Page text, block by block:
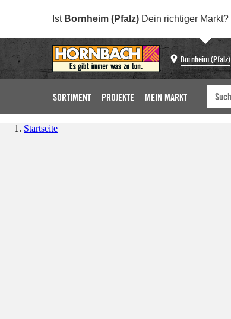
Ist Bornheim (Pfalz) Dein richtiger Markt?
Bornheim (Pfalz)
SORTIMENT PROJEKTE MEIN MARKT
Startseite